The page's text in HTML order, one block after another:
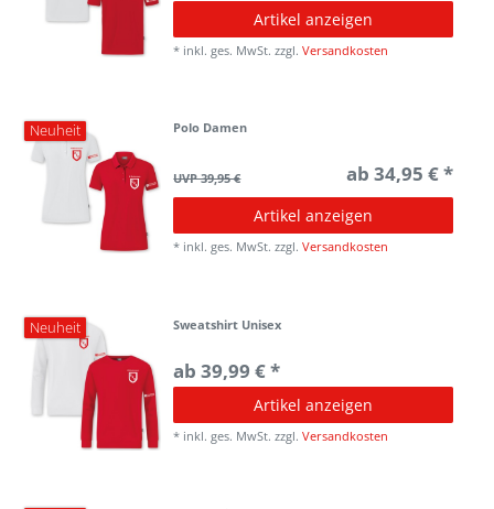
Artikel anzeigen
* inkl. ges. MwSt. zzgl.Versandkosten
Neuheit Polo Damen
UVP 39,95 € ab 34,95 € *
Artikel anzeigen
* inkl. ges. MwSt. zzgl.Versandkosten
Neuheit Sweatshirt Unisex
ab 39,99 € *
Artikel anzeigen
* inkl. ges. MwSt. zzgl.Versandkosten